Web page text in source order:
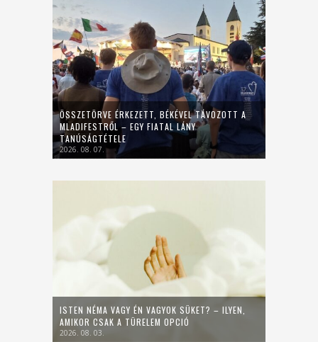
ÖSSZETÖRVE ÉRKEZETT, BÉKÉVEL TÁVOZOTT A
MLADIFESTRŐL – EGY FIATAL LÁNY
TANÚSÁGTÉTELE
2026. 08. 07.
ISTEN NÉMA VAGY ÉN VAGYOK SÜKET? – ILYEN,
AMIKOR CSAK A TÜRELEM OPCIÓ
2026. 08. 03.